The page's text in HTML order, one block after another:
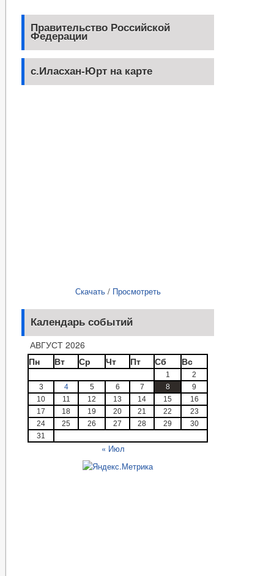
Правительство Российской
Федерации
с.Иласхан-Юрт на карте
Скачать/ Просмотреть
Календарь событий
АВГУСТ 2026
Пн
Вт Ср Чт Пт Сб Вс
1
2
3
4 5 6 7 8
9
10
11 12 13 14 15
16
17
18 19 20 21 22
23
24
25 26 27 28 29
30
31
« Июл